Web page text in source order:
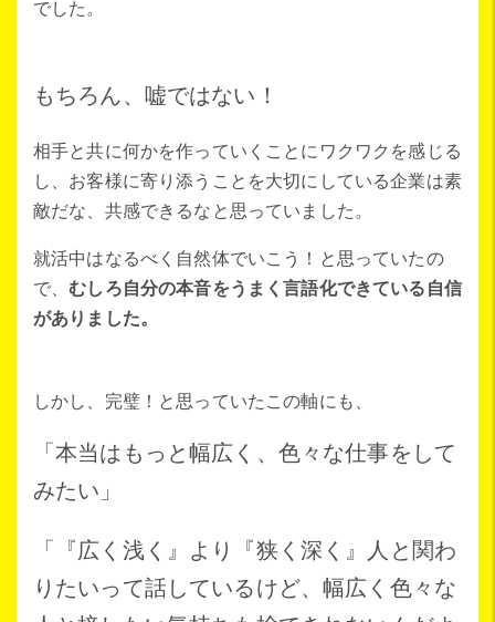
でした。
もちろん、嘘ではない！
相手と共に何かを作っていくことにワクワクを感じる
し、お客様に寄り添うことを大切にしている企業は素
敵だな、共感できるなと思っていました。
就活中はなるべく自然体でいこう！と思っていたの
で、 むしろ自分の本音をうまく言語化できている自信
がありました。
しかし、完璧！と思っていたこの軸にも、
「本当はもっと幅広く、色々な仕事をして
みたい」
「『広く浅く』より『狭く深く』人と関わ
りたいって話しているけど、幅広く色々な